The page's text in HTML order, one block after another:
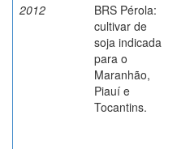
2012
BRS Pérola:
cultivar de
soja indicada
para o
Maranhão,
Piauí e
Tocantins.